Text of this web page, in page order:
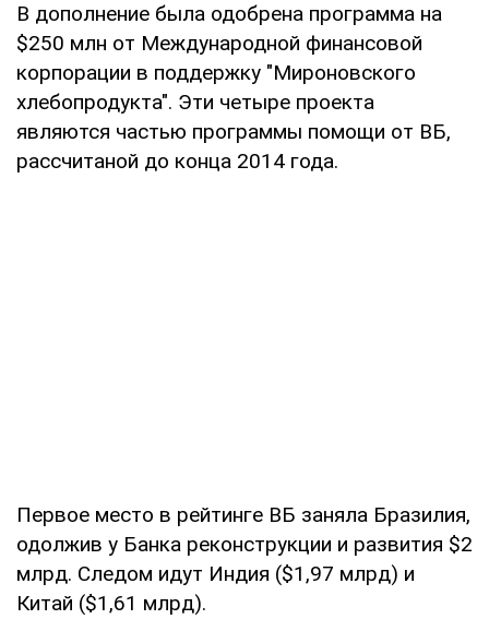
В дополнение была одобрена программа на
$250 млн от Международной финансовой
корпорации в поддержку "Мироновского
хлебопродукта". Эти четыре проекта
являются частью программы помощи от ВБ,
рассчитаной до конца 2014 года.
Первое место в рейтинге ВБ заняла Бразилия,
одолжив у Банка реконструкции и развития $2
млрд. Следом идут Индия ($1,97 млрд) и
Китай ($1,61 млрд).